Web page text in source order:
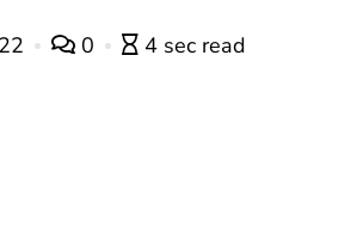
0 4 sec read